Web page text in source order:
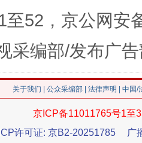
谢
至52，京公网安
采编部/发布广
关于我们 公众采编部 法律声明 | 中国
京ICP备11011765号1至
ICP许可证: 京B2-20251785
广